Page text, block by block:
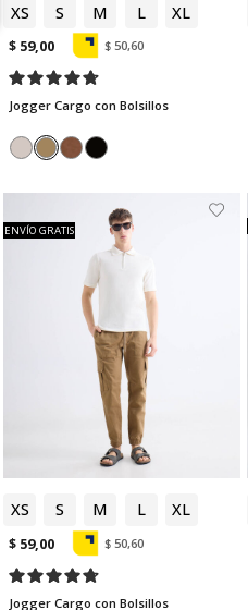
XS S M L XL
$ 59,00 $ 50,60
Jogger Cargo con Bolsillos
XS S M L XL
ENVÍO GRATIS
$ 59,00 $ 50,60
Jogger Cargo con Bolsillos